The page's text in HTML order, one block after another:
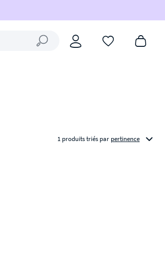
1 produits triés par pertinence